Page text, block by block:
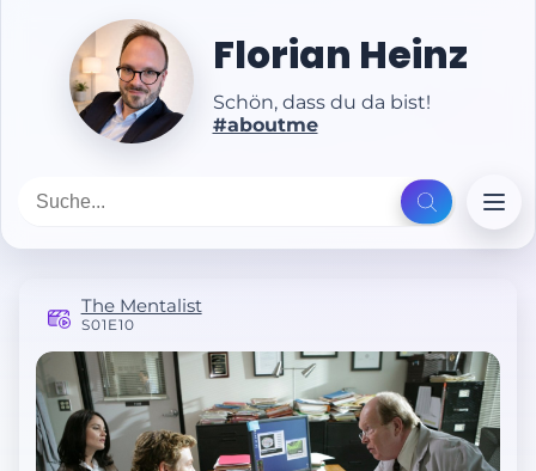
Florian Heinz
Schön, dass du da bist!
#aboutme
The Mentalist
S01E10